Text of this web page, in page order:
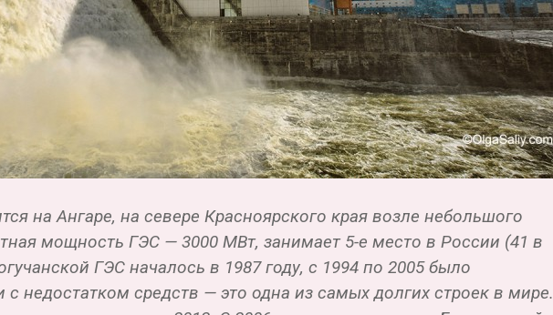
на Ангаре, на севере Красноярского края возле небольшого
мощность ГЭС — 3000 МВт, занимает 5-е место в России (41 в
ГЭС началось в 1987 году, с 1994 по 2005 было
с недостатком средств — это одна из самых долгих строек в мире.